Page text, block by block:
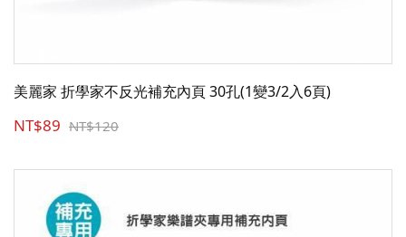
美麗家 折學家不反光補充內頁 30孔(1變3/2入6頁)
NT$89 NT$120